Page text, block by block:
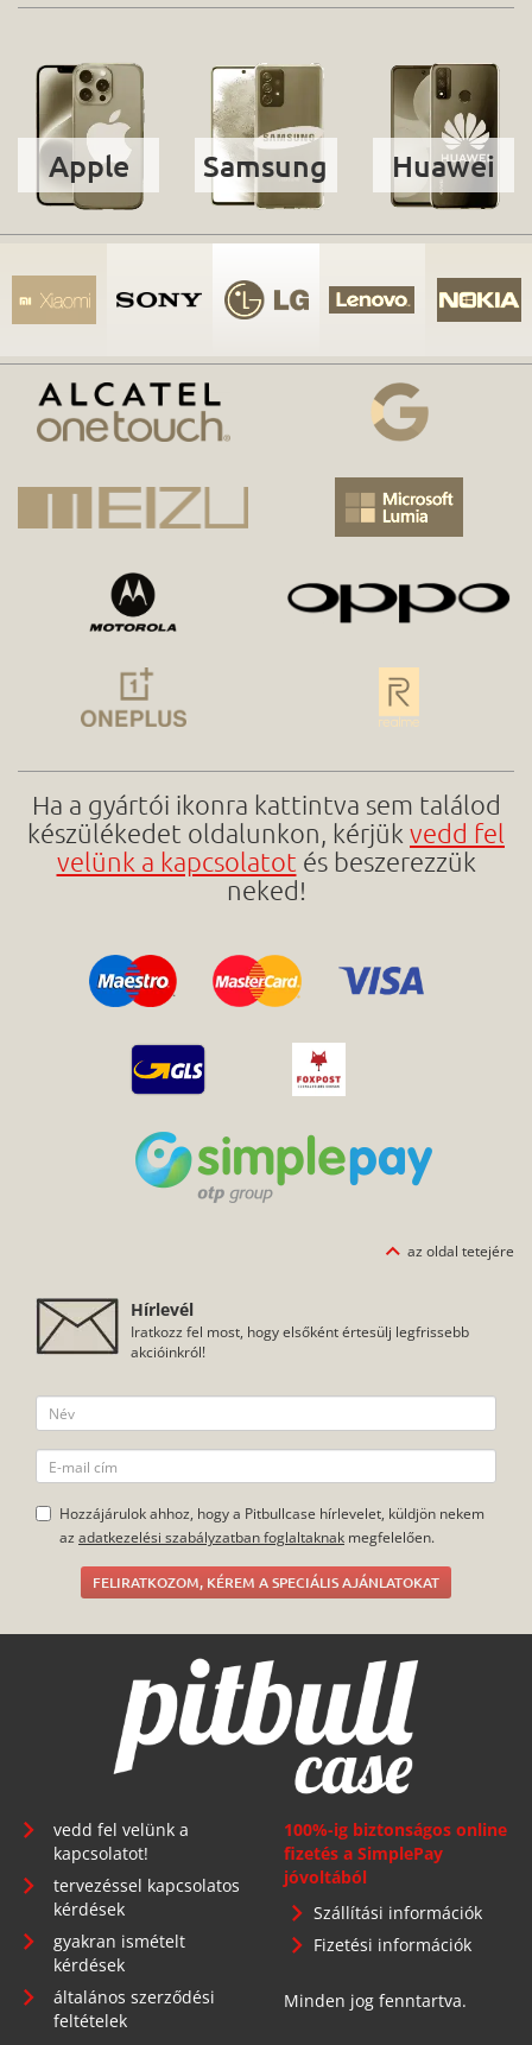
Apple Samsung Huawei
Ha a gyártói ikonra kattintva sem találod
készülékedet oldalunkon, kérjük vedd fel
velünk a kapcsolatot és beszerezzük
neked!
az oldal tetejére
Hírlevél
Iratkozz fel most, hogy elsőként értesülj legfrissebb
akcióinkról!
Hozzájárulok ahhoz, hogy a Pitbullcase hírlevelet, küldjön nekem
az adatkezelési szabályzatban foglaltaknak megfelelően.
FELIRATKOZOM, KÉREM A SPECIÁLIS AJÁNLATOKAT
vedd fel velünk a
kapcsolatot!
tervezéssel kapcsolatos
kérdések
gyakran ismételt
kérdések
általános szerződési
feltételek
100%-ig biztonságos online
fizetés a SimplePay
jóvoltából
Szállítási információk
Fizetési információk
Minden jog fenntartva.